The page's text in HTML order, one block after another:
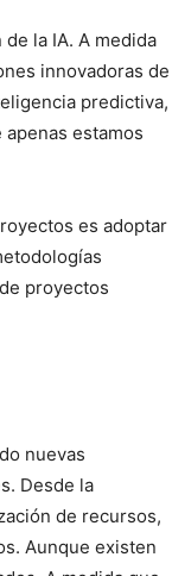
la IA. A medida
innovadoras de
predictiva,
estamos
es adoptar
proyectos
nuevas
Desde la
de recursos,
Aunque existen